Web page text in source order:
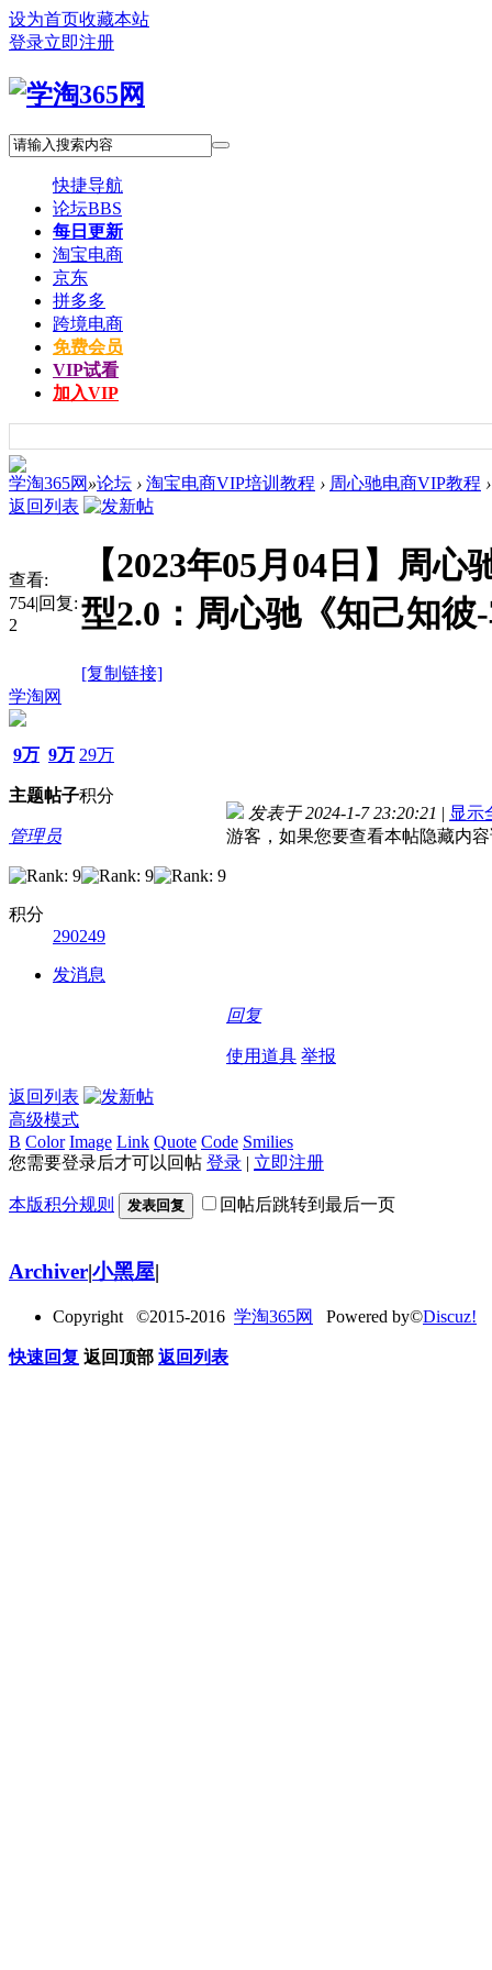
设为首页收藏本站
登录立即注册
快捷导航
论坛BBS
每日更新
淘宝电商
京东
拼多多
跨境电商
免费会员
VIP试看
加入VIP
学淘365网 »论坛 › 淘宝电商VIP培训教程 › 周心驰电商VIP教程 ›
返回列表
查看:
754|回复:
2
【2023年05月04日】周
型2.0：周心驰《知己知
[复制链接]
学淘网
9万
主题
9万
帖子
29万
积分
管理员
积分
290249
发消息
发表于 2024-1-7 23:20:21 | 显示
游客，如果您要查看本帖隐藏内
回复
使用道具 举报
返回列表
高级模式
B Color Image Link Quote Code Smilies
您需要登录后才可以回帖 登录 | 立即注册
本版积分规则 发表回复 回帖后跳转到最后一页
Archiver|小黑屋|
Copyright ©2015-2016 学淘365网 Powered by©Discuz!
快速回复 返回顶部 返回列表